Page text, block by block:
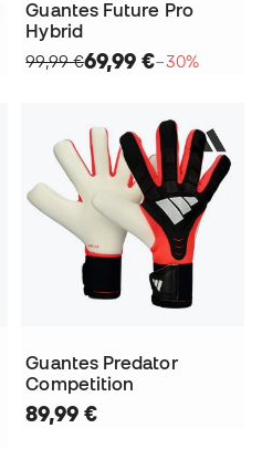
Guantes Future Pro
Hybrid
99,99 €69,99 €−30%
Guantes Predator
Competition
89,99 €